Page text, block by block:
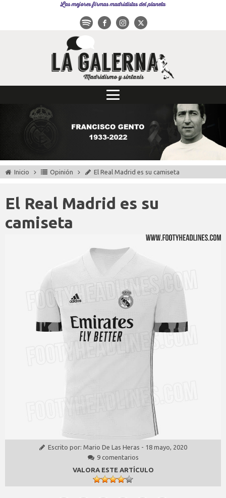
Las mejores firmas madridistas del planeta
Inicio Opinión El Real Madrid es su camiseta
El Real Madrid es su
camiseta
Escrito por: Mario De Las Heras - 18 mayo, 2020
9 comentarios
VALORA ESTE ARTÍCULO